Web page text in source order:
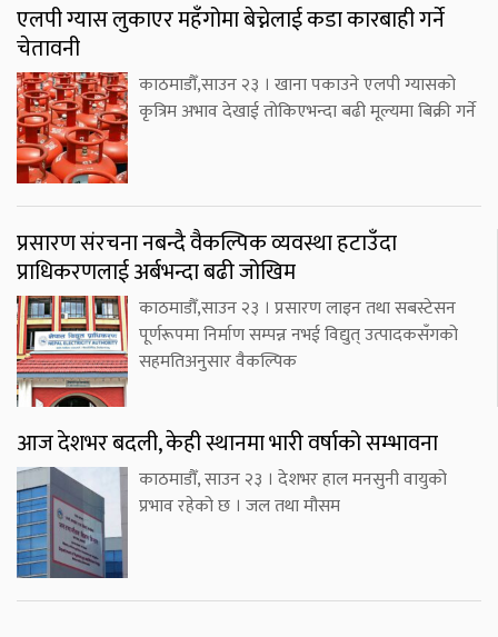
एलपी ग्यास लुकाएर महँगोमा बेच्नेलाई कडा कारबाही गर्ने
चेतावनी
काठमाडौँ,साउन २३ । खाना पकाउने एलपी ग्यासको
कृत्रिम अभाव देखाई तोकिएभन्दा बढी मूल्यमा बिक्री गर्ने
प्रसारण संरचना नबन्दै वैकल्पिक व्यवस्था हटाउँदा
प्राधिकरणलाई अर्बभन्दा बढी जोखिम
काठमाडौँ,साउन २३ । प्रसारण लाइन तथा सबस्टेसन
पूर्णरूपमा निर्माण सम्पन्न नभई विद्युत् उत्पादकसँगको
सहमतिअनुसार वैकल्पिक
आज देशभर बदली, केही स्थानमा भारी वर्षाको सम्भावना
काठमाडौँ, साउन २३ । देशभर हाल मनसुनी वायुको
प्रभाव रहेको छ । जल तथा मौसम